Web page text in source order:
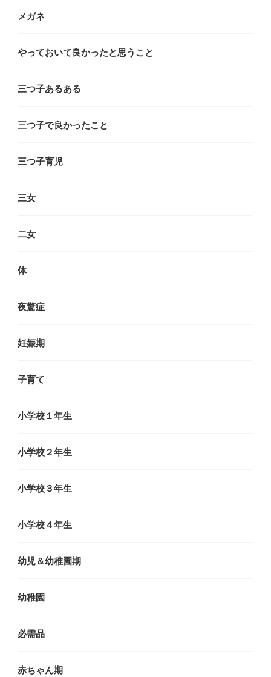
メガネ
やっておいて良かったと思うこと
三つ子あるある
三つ子で良かったこと
三つ子育児
三女
二女
体
夜驚症
妊娠期
子育て
小学校１年生
小学校２年生
小学校３年生
小学校４年生
幼児＆幼稚園期
幼稚園
必需品
赤ちゃん期